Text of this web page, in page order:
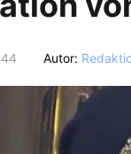
Autor: